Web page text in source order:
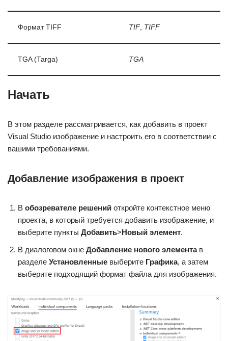
Формат TIFF TIF, TIFF
TGA (Targa) TGA
Начать
В этом разделе рассматривается, как добавить в проект
Visual Studio изображение и настроить его в соответствии с
вашими требованиями.
Добавление изображения в проект
В обозревателе решений откройте контекстное меню
проекта, в который требуется добавить изображение, и
выберите пункты Добавить>Новый элемент.
В диалоговом окне Добавление нового элементав
разделе Установленные выберите Графика, а затем
выберите подходящий формат файла для изображения.